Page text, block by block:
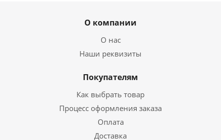
О компании
О нас
Наши реквизиты
Покупателям
Как выбрать товар
Процесс оформления заказа
Оплата
Доставка